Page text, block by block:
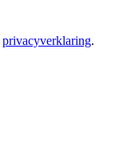
privacyverklaring.